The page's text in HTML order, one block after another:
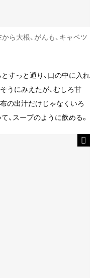
ら大根、がんも、キャベツ
すっと通り、口の中に入れ
うにみえたが、むしろ甘
の出汁だけじゃなくいろ
、スープのように飲める。